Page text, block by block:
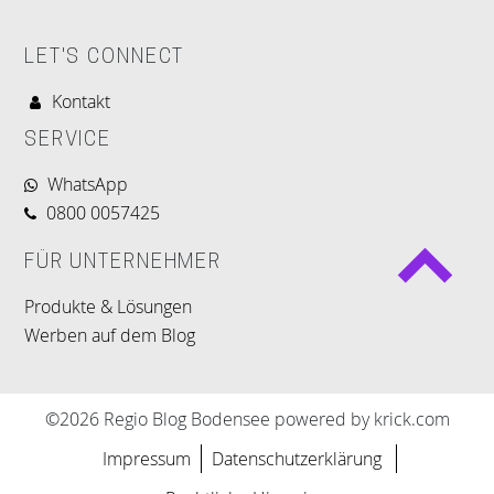
LET'S CONNECT
Kontakt
SERVICE
WhatsApp
0800 0057425
FÜR UNTERNEHMER
Produkte & Lösungen
Werben auf dem Blog
©2026 Regio Blog Bodensee powered by krick.com
Impressum
Datenschutzerklärung